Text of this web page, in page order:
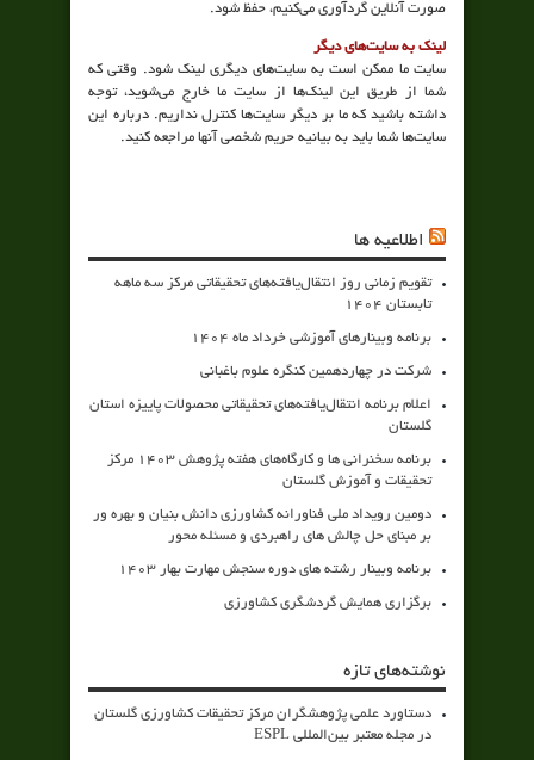
صورت آنلاین گردآوری می‌کنیم، حفظ شود.
لینک به سایت‌های دیگر
سایت ما ممکن است به سایت‌های دیگری لینک شود. وقتی که
شما از طریق این لینک‌ها از سایت ما خارج می‌شوید، توجه
داشته باشید که ما بر دیگر سایت‌ها کنترل نداریم. درباره این
سایت‌ها شما باید به بیانیه حریم شخصی آنها مراجعه کنید.
اطلاعیه ها
تقویم زمانی روز انتقال‌یافته‌های تحقیقاتی مرکز سه ماهه
تابستان 1404
برنامه وبینارهای آموزشی خرداد ماه 1404
شرکت در چهاردهمین کنگره علوم باغبانی
اعلام برنامه انتقال‌یافته‌های تحقیقاتی محصولات پاییزه استان
گلستان
برنامه سخنرانی ها و کارگاه‌های هفته پژوهش 1403 مرکز
تحقیقات و آموزش گلستان
دومین رویداد ملی فناورانه کشاورزی دانش بنیان و بهره ور
بر مبنای حل چالش های راهبردی و مسئله محور
برنامه وبینار رشته های دوره سنجش مهارت بهار 1403
برگزاری همایش گردشگری کشاورزی
نوشته‌های تازه
دستاورد علمی پژوهشگران مرکز تحقیقات کشاورزی گلستان
در مجله معتبر بین‌المللی ESPL